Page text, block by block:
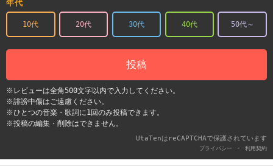
年代
10代 20代 30代 40代 50代～
投稿
※レビューは全角500文字以内で入力してください。
※誹謗中傷はご遠慮ください。
※ひとつの音楽・歌詞に1回のみ投稿できます。
※投稿の編集・削除はできません。
UtaTenはreCAPTCHAで保護されています
プライバシー - 利用契約